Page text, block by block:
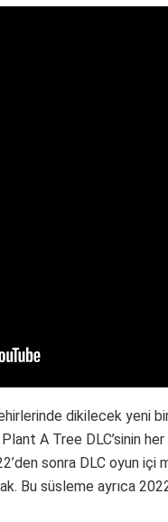
dikilecek yeni
A Tree DLC’sinin
sonra DLC oyun içi
Bu süsleme ayrıca